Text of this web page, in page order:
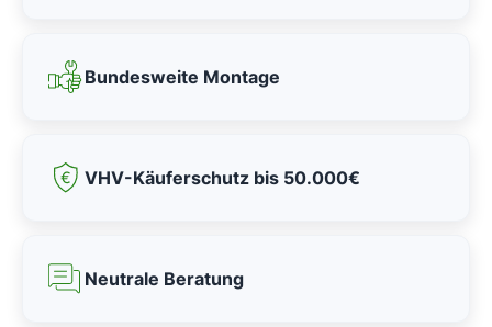
Bundesweite Montage
VHV-Käuferschutz bis 50.000€
Neutrale Beratung